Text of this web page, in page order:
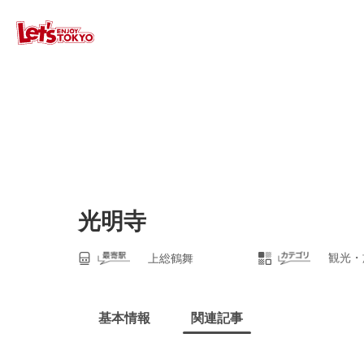
光明寺
上総鶴舞 観光
基本情報 関連記事